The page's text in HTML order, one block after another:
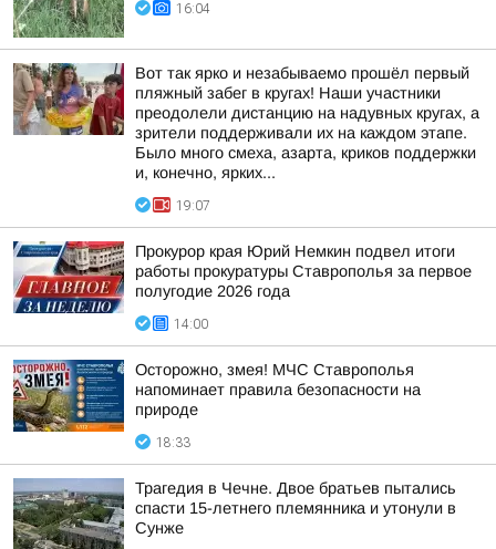
16:04
Вот так ярко и незабываемо прошёл первый
пляжный забег в кругах! Наши участники
преодолели дистанцию на надувных кругах, а
зрители поддерживали их на каждом этапе.
Было много смеха, азарта, криков поддержки
и, конечно, ярких...
19:07
Прокурор края Юрий Немкин подвел итоги
работы прокуратуры Ставрополья за первое
полугодие 2026 года
14:00
Осторожно, змея! МЧС Ставрополья
напоминает правила безопасности на
природе
18:33
Трагедия в Чечне. Двое братьев пытались
спасти 15-летнего племянника и утонули в
Сунже